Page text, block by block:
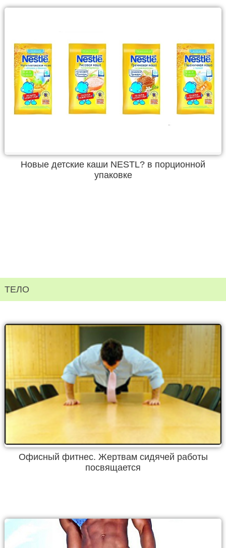
Новые детские каши NESTL? в порционной
упаковке
ТЕЛО
Офисный фитнес. Жертвам сидячей работы
посвящается